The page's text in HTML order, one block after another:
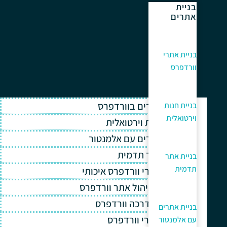
בניית
אתרים
בניית אתרי
וורדפרס
בניית חנות
וירטואלית
בניית אתר
תדמית
בניית אתרים
עם אלמנטור
בניית אתרים בוורדפרס
בניית חנות וירטואלית
בניית אתרים עם אלמנטור
בניית אתר תדמית
אחסון אתרי וורדפרס איכותי
תחזוקה וניהול אתר וורדפרס
תמיכה והדרכה וורדפרס
קידום אתרי וורדפרס